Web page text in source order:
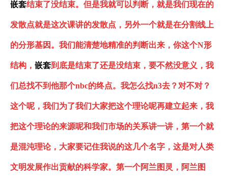
嵌套结束了没结束。但是我就可以判断 ， 就是我们现在的
发散点就是这次课讲的发散点，另外一个就是在分割线上
的分形基因。我们能清楚地精准的判断出来，你这个N形
结构 ， 嵌套到底是结束了还是没结束，要不然没意义，我
们总找不到他那个nbc的终点。我怎么找n3去？对不对？
这个呢，我们为了我们大家把这个理论呢再建立起来，我
把这个理论的来源呢和我们市场的关系讲一讲，第一个就
是混沌理论，大家要记住我说的这几个名字，这是对人类
文明发展作出贡献的科学家。第一个阿兰图灵，阿兰图